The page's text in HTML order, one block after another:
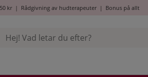
kr| Rådgivning av hudterapeuter| Bonus på allt